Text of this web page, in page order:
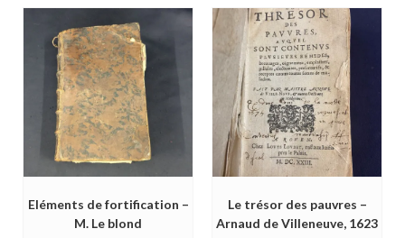
Eléments de fortification –
M. Le blond
Le trésor des pauvres –
Arnaud de Villeneuve, 1623